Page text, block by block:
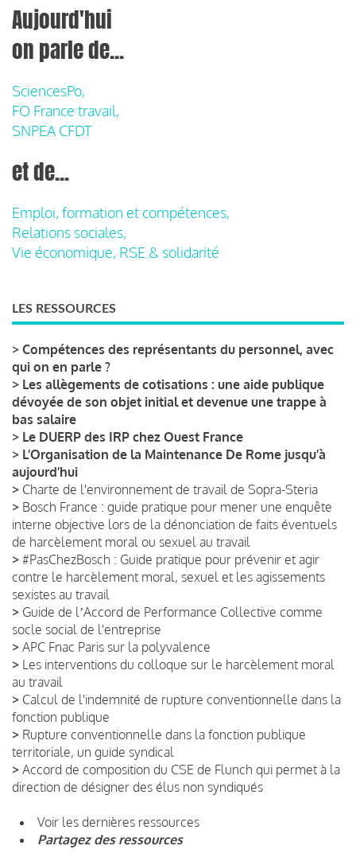
Aujourd'hui
on parle de...
SciencesPo,
FO France travail,
SNPEA CFDT
et de...
Emploi, formation et compétences,
Relations sociales,
Vie économique, RSE & solidarité
LES RESSOURCES
> Compétences des représentants du personnel, avec
qui on en parle ?
> Les allègements de cotisations : une aide publique
dévoyée de son objet initial et devenue une trappe à
bas salaire
> Le DUERP des IRP chez Ouest France
> L’Organisation de la Maintenance De Rome jusqu’à
aujourd’hui
> Charte de l'environnement de travail de Sopra-Steria
> Bosch France : guide pratique pour mener une enquête
interne objective lors de la dénonciation de faits éventuels
de harcèlement moral ou sexuel au travail
> #PasChezBosch : Guide pratique pour prévenir et agir
contre le harcèlement moral, sexuel et les agissements
sexistes au travail
> Guide de lʼAccord de Performance Collective comme
socle social de l'entreprise
> APC Fnac Paris sur la polyvalence
> Les interventions du colloque sur le harcèlement moral
au travail
> Calcul de l'indemnité de rupture conventionnelle dans la
fonction publique
> Rupture conventionnelle dans la fonction publique
territoriale, un guide syndical
> Accord de composition du CSE de Flunch qui permet à la
direction de désigner des élus non syndiqués
Voir les dernières ressources
Partagez des ressources